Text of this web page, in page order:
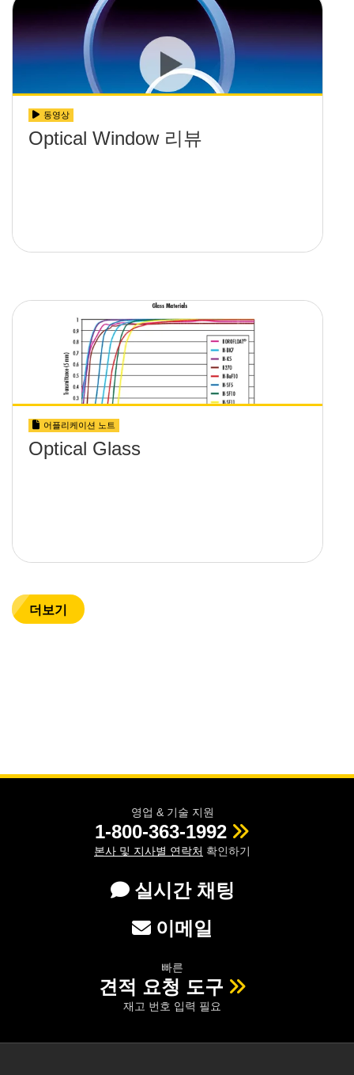
동영상
Optical Window 리뷰
어플리케이션 노트
Optical Glass
더보기
영업 & 기술 지원
1-800-363-1992
본사 및 지사별 연락처 확인하기
실시간 채팅
이메일
빠른
견적 요청 도구
재고 번호 입력 필요